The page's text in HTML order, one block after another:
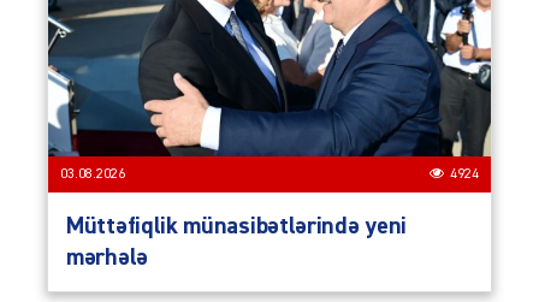
03.08.2026 4924
Müttəfiqlik münasibətlərində yeni
mərhələ